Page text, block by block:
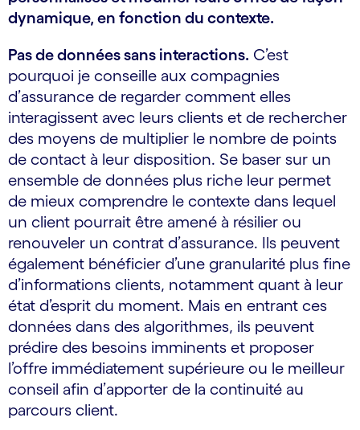
dynamique, en fonction du contexte.
Pas de données sans interactions. C’est
pourquoi je conseille aux compagnies
d’assurance de regarder comment elles
interagissent avec leurs clients et de rechercher
des moyens de multiplier le nombre de points
de contact à leur disposition. Se baser sur un
ensemble de données plus riche leur permet
de mieux comprendre le contexte dans lequel
un client pourrait être amené à résilier ou
renouveler un contrat d’assurance. Ils peuvent
également bénéficier d’une granularité plus fine
d’informations clients, notamment quant à leur
état d’esprit du moment. Mais en entrant ces
données dans des algorithmes, ils peuvent
prédire des besoins imminents et proposer
l’offre immédiatement supérieure ou le meilleur
conseil afin d’apporter de la continuité au
parcours client.